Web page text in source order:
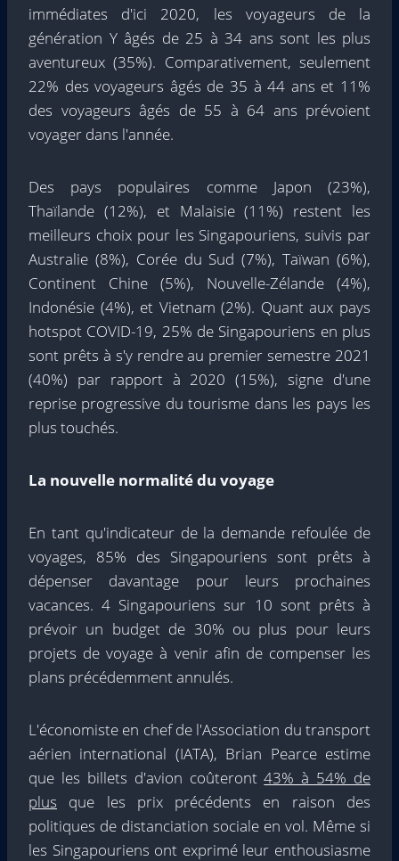
immédiates d'ici 2020, les voyageurs de la
génération Y âgés de 25 à 34 ans sont les plus
aventureux (35%). Comparativement, seulement
22% des voyageurs âgés de 35 à 44 ans et 11%
des voyageurs âgés de 55 à 64 ans prévoient
voyager dans l'année.
Des pays populaires comme Japon (23%),
Thaïlande (12%), et Malaisie(11%) restent les
meilleurs choix pour les Singapouriens, suivis par
Australie (8%), Corée du Sud (7%),Taïwan (6%),
Continent
Chine (5%), Nouvelle-Zélande (4%),
Indonésie (4%), et Vietnam (2%). Quant aux pays
hotspot COVID-19, 25% de Singapouriens en plus
sont prêts à s'y rendre au premier semestre 2021
(40%) par rapport à 2020 (15%), signe d'une
reprise progressive du tourisme dans les pays les
plus touchés.
La nouvelle normalité du voyage
En tant qu'indicateur de la demande refoulée de
voyages, 85% des Singapouriens sont prêts à
dépenser davantage pour leurs prochaines
vacances. 4 Singapouriens sur 10 sont prêts à
prévoir un budget de 30% ou plus pour leurs
projets de voyage à venir afin de compenser les
plans précédemment annulés.
L'économiste en chef de l'Association du transport
aérien international (IATA), Brian Pearceestime
que les billets d'avion coûteront43% à 54% de
plus que les prix précédents en raison des
politiques de distanciation sociale en vol. Même si
les Singapouriens ont exprimé leur enthousiasme